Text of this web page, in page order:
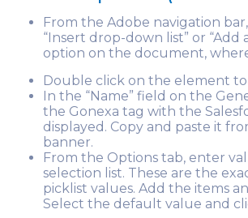
From the Adobe navigation
“Insert drop-down list” or “Add
option on the document,
Double click on the element
In the “Name” field on the
the Gonexa tag with the
displayed. Copy and paste it
banner.
From the Options tab, enter
selection list. These are the
picklist values. Add the items
Select the default value and